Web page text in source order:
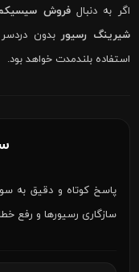
اگر به دنبالفروش
شیرینگ رسیوربدون
استفاده بلندمدت خواهد بود.
پاسخ کوتاه و دقیق به
سازگاری رسیورها و رفع